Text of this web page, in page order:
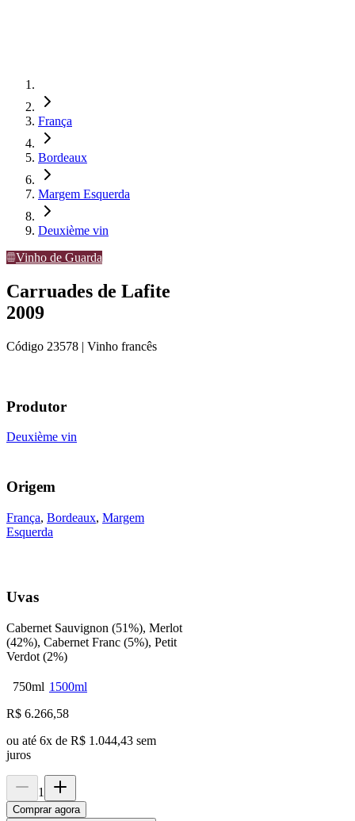
França
Bordeaux
Margem Esquerda
Deuxième vin
Vinho de Guarda
Carruades de Lafite
2009
Código 23578 | Vinho francês
Produtor
Deuxième vin
Origem
França, Bordeaux, Margem
Esquerda
Uvas
Cabernet Sauvignon (51%), Merlot
(42%), Cabernet Franc (5%), Petit
Verdot (2%)
750ml 1500ml
R$ 6.266,58
ou até 6x de R$ 1.044,43 sem
juros
1
Comprar agora